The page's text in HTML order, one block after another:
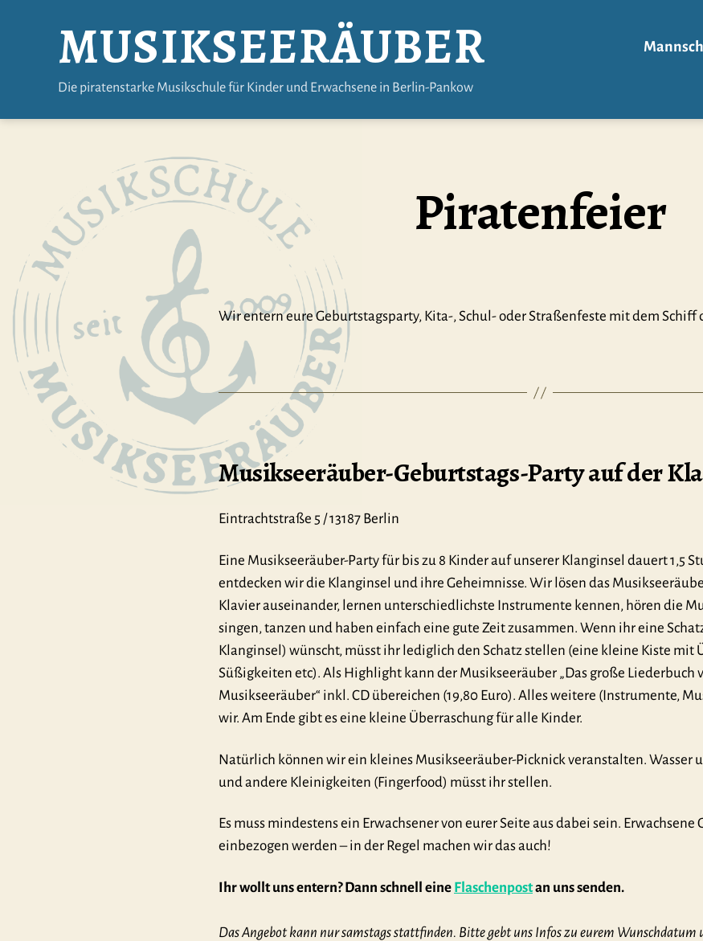
MUSIKSEERÄUBER
Die piratenstarke Musikschule für Kinder und Erwachsene in Berlin-Pankow
Piratenfeier
Wir entern eure Geburtstagsparty, Kita-, Schul- oder Straßenfeste mit dem Schiff
Musikseeräuber-Geburtstags-Party auf der
Eintrachtstraße 5 / 13187 Berlin
Eine Musikseeräuber-Party für bis zu 8 Kinder auf unserer Klanginsel dauert 1,5
entdecken wir die Klanginsel und ihre Geheimnisse. Wir lösen das
Klavier auseinander, lernen unterschiedlichste Instrumente kennen, hören die
singen, tanzen und haben einfach eine gute Zeit zusammen. Wenn ihr eine
Klanginsel) wünscht, müsst ihr lediglich den Schatz stellen (eine kleine Kiste mit
Süßigkeiten etc). Als Highlight kann der Musikseeräuber „Das große Liederbuch
Musikseeräuber“ inkl. CD übereichen (19,80 Euro). Alles weitere (Instrumente,
wir. Am Ende gibt es eine kleine Überraschung für alle Kinder.
Natürlich können wir ein kleines Musikseeräuber-Picknick veranstalten. Wasser
und andere Kleinigkeiten (Fingerfood) müsst ihr stellen.
Es muss mindestens ein Erwachsener von eurer Seite aus dabei sein.
einbezogen werden – in der Regel machen wir das auch!
Ihr wollt uns entern? Dann schnell eine Flaschenpostan uns senden.
Das Angebot kann nur samstags stattfinden. Bitte gebt uns Infos zu eurem